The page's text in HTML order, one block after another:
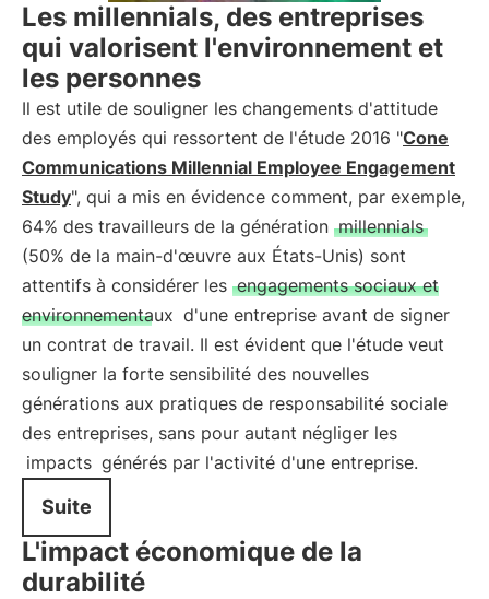
Les millennials, des entreprises
qui valorisent l'environnement et
les personnes
Il est utile de souligner les changements d'attitude
des employés qui ressortent de l'étude 2016 "Cone
Communications Millennial Employee Engagement
Study", qui a mis en évidence comment, par exemple,
64% des travailleurs de la génération millennials
(50% de la main-d'œuvre aux États-Unis) sont
attentifs à considérer les engagements sociaux et
environnementaux d'une entreprise avant de signer
un contrat de travail. Il est évident que l'étude veut
souligner la forte sensibilité des nouvelles
générations aux pratiques de responsabilité sociale
des entreprises, sans pour autant négliger les
impacts générés par l'activité d'une entreprise.
Suite
L'impact économique de la
durabilité